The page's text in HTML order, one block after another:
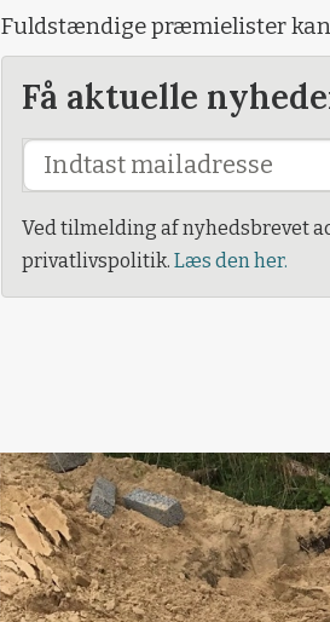
Fuldstændige præmielister
Få aktuelle
Ved tilmelding af nyhedsbrevet
privatlivspolitik. Læs den her.